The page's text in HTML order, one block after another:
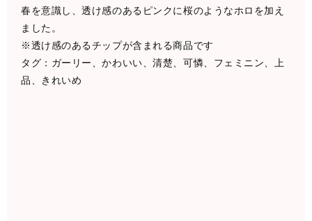
春を意識し、透け感のあるピンクに桜のようなホロを加え
ました。
※透け感のあるチップが含まれる商品です
タグ：ガーリー、かわいい、清楚、可憐、フェミニン、上
品、きれいめ